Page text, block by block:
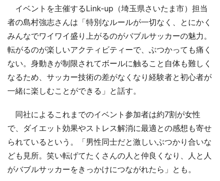
イベントを主催するLink-up（埼玉県さいたま市）担当
者の島村強志さんは「特別なルールが一切なく、とにかく
みんなでワイワイ盛り上がるのがバブルサッカーの魅力。
転がるのが楽しいアクティビティーで、ぶつかっても痛く
ない。身動きが制限されてボールに触ること自体も難しく
なるため、サッカー技術の差がなくなり経験者と初心者が
一緒に楽しむことができる」と話す。
同社によるこれまでのイベント参加者は約7割が女性
で、ダイエット効果やストレス解消に最適との感想も寄せ
られているという。「男性同士だと激しいぶつかり合いな
ども見所。笑い転げてたくさんの人と仲良くなり、人と人
がバブルサッカーをきっかけにつながれたら」とも。